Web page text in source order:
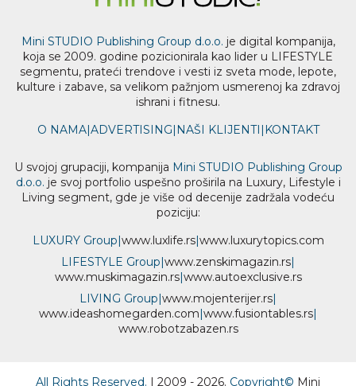
Mini STUDIO Publishing Group d.o.o. je digital kompanija,
koja se 2009. godine pozicionirala kao lider u LIFESTYLE
segmentu, prateći trendove i vesti iz sveta mode, lepote,
kulture i zabave, sa velikom pažnjom usmerenoj ka zdravoj
ishrani i fitnesu.
O NAMA|ADVERTISING| NAŠI KLIJENTI | KONTAKT
U svojoj grupaciji, kompanija Mini STUDIO Publishing Group
d.o.o. je svoj portfolio uspešno proširila na Luxury, Lifestyle i
Living segment, gde je više od decenije zadržala vodeću
poziciju:
LUXURY Group|www.luxlife.rs|www.luxurytopics.com
LIFESTYLE Group|www.zenskimagazin.rs|
www.muskimagazin.rs|www.autoexclusive.rs
LIVING Group|www.mojenterijer.rs|
www.ideashomegarden.com|www.fusiontables.rs|
www.robotzabazen.rs
All Rights Reserved. | 2009 - 2026. Copyright© Mini